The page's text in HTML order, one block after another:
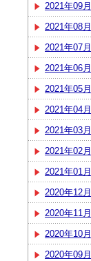
2021年09月
2021年08月
2021年07月
2021年06月
2021年05月
2021年04月
2021年03月
2021年02月
2021年01月
2020年12月
2020年11月
2020年10月
2020年09月